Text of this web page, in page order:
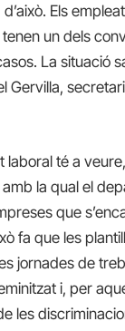
Els
un dels
La situació
Gervilla,
laboral té a
la qual el
que
fa que les
jornades de
i, per
les